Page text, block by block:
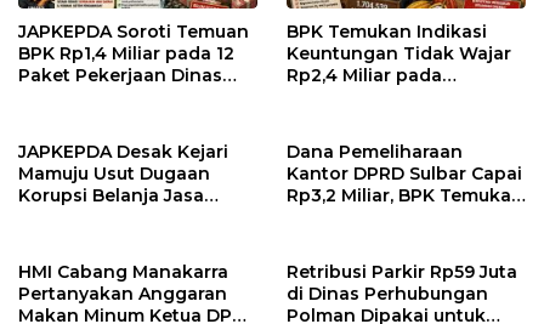
JAPKEPDA Soroti Temuan
BPK Rp1,4 Miliar pada 12
Paket Pekerjaan Dinas
BPK Temukan Indikasi
Keuntungan Tidak Wajar
Rp2,4 Miliar pada
Perkebunan Sulbar
JAPKEPDA Desak Kejari
Mamuju Usut Dugaan
Korupsi Belanja Jasa
Kelebihan Pembayaran
Rp146,4 Juta
Dana Pemeliharaan
Kantor DPRD Sulbar Capai
Rp3,2 Miliar, BPK Temukan
HMI Cabang Manakarra
Pertanyakan Anggaran
Makan Minum Ketua DPRD
Retribusi Parkir Rp59 Juta
di Dinas Perhubungan
Polman Dipakai untuk